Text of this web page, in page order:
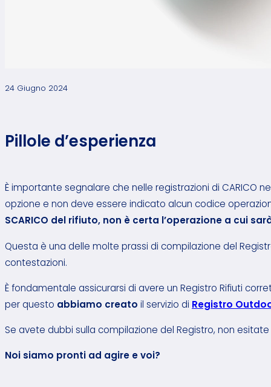
24 Giugno 2024
Pillole d’esperienza
È importante segnalare che nelle registrazioni di CARICO
opzione e non deve essere indicato alcun codice
SCARICO del rifiuto, non è certa l’operazione a cui
Questa è una delle molte prassi di compilazione del
contestazioni.
È fondamentale assicurarsi di avere un Registro Rifiuti
per questo abbiamo creato il servizio di Registro
Se avete dubbi sulla compilazione del Registro, non
Noi siamo pronti ad agire e voi?